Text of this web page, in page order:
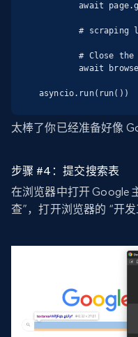
        await page.goto("https://google.com/")
        # scraping logic goes here ...
        # Close the browser and free resources
        await browser.close()
asyncio.run(run())
太棒了你已经准备好像
步骤 #4：提交搜索表
在浏览器中打开 Google
查”，打开浏览器的 “开发